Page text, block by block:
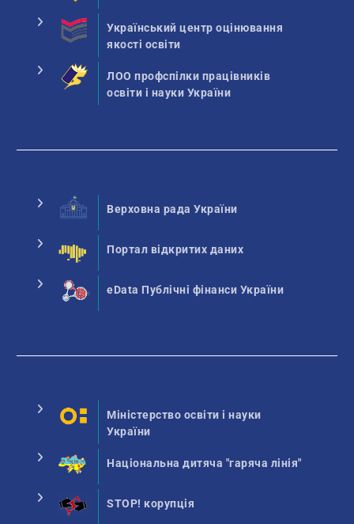
Український центр оцінювання
якості освіти
ЛОО профспілки працівників
освіти і науки України
Верховна рада України
Портал відкритих даних
eData Публічні фінанси України
Міністерство освіти і науки
України
Національна дитяча "гаряча лінія"
STOP! корупція